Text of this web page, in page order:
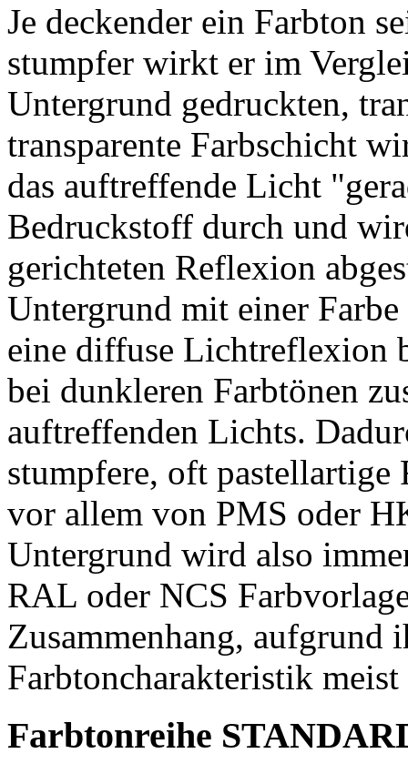
Je deckender ein Farbton
stumpfer wirkt er im
Untergrund gedruckten,
transparente Farbschicht
das auftreffende Licht
Bedruckstoff durch und
gerichteten Reflexion
Untergrund mit einer Farbe
eine diffuse Lichtreflexion
bei dunkleren Farbtönen
auftreffenden Lichts.
stumpfere, oft
vor allem von PMS oder
Untergrund wird also
RAL oder NCS
Zusammenhang, aufgrund
Farbtoncharakteristik
Farbtonreihe